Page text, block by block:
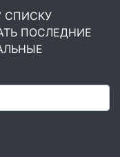
СПИСКУ
ПОСЛЕДНИЕ